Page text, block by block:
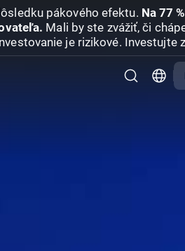
pákového efektu. Na 77
Mali by ste zvážiť, či
je rizikové. Investujte